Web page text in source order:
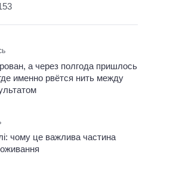
а через полгода пришлось
именно рвётся нить между
чому це важлива частина